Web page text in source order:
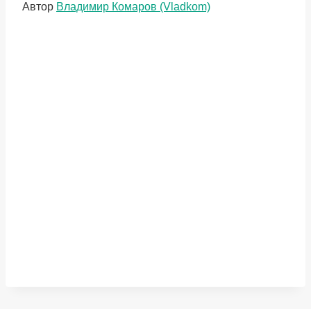
Метки
Автор Владимир Комаров (Vladkom)